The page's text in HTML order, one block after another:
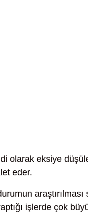
olarak eksiye
eder.
işlerde çok